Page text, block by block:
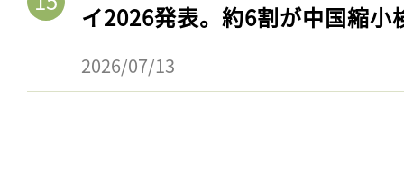
イ2026発表。約6割が中国縮小
2026/07/13